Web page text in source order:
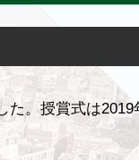
た。授賞式は